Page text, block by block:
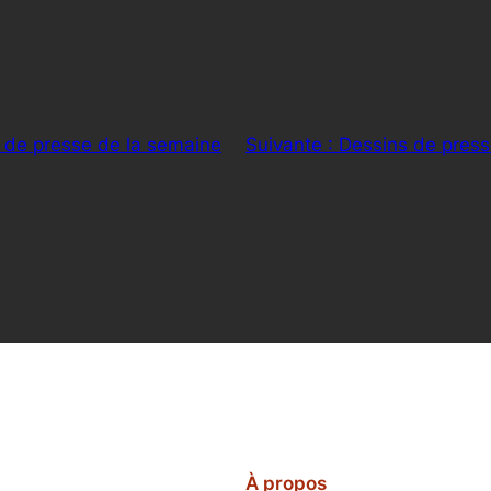
presse de la semaine Suivante : Dessins de
À propos